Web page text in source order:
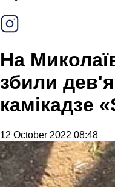
На
збили
камікадзе
12 October 2022 08:48